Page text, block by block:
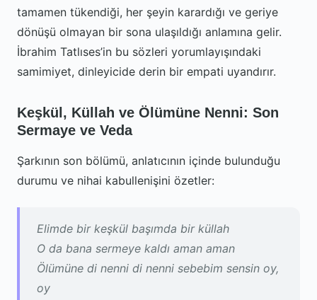
tamamen tükendiği, her şeyin karardığı ve geriye
dönüşü olmayan bir sona ulaşıldığı anlamına gelir.
İbrahim Tatlıses’in bu sözleri yorumlayışındaki
samimiyet, dinleyicide derin bir empati uyandırır.
Keşkül, Küllah ve Ölümüne Nenni: Son
Sermaye ve Veda
Şarkının son bölümü, anlatıcının içinde bulunduğu
durumu ve nihai kabullenişini özetler:
Elimde bir keşkül başımda bir küllah
O da bana sermeye kaldı aman aman
Ölümüne di nenni di nenni sebebim sensin oy,
oy